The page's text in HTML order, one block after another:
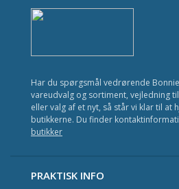
Fugl
Gnavere
Krybdyr
Havedam
Nyhedsbrev og Kundeklub
Har du spørgsmål vedrørende
vareudvalg og sortiment, vejledning
eller valg af et nyt, så står vi klar til at
butikkerne. Du finder
butikker
PRAKTISK INFO